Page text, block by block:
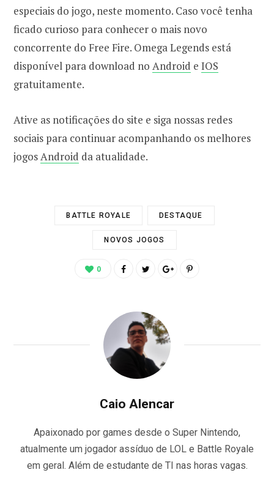
especiais do jogo, neste momento. Caso você tenha
ficado curioso para conhecer o mais novo
concorrente do Free Fire. Omega Legends está
disponível para download no Android e IOS
gratuitamente.
Ative as notificações do site e siga nossas redes
sociais para continuar acompanhando os melhores
jogosAndroid da atualidade.
BATTLE ROYALE DESTAQUE
NOVOS JOGOS
0
Caio Alencar
Apaixonado por games desde o Super Nintendo,
atualmente um jogador assíduo de LOL e Battle Royale
em geral. Além de estudante de TI nas horas vagas.